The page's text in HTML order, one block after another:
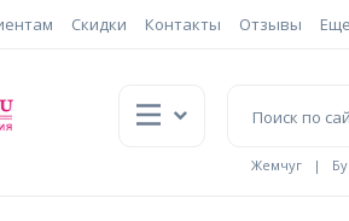
Скидки Контакты Отзывы Еще
Жемчуг |